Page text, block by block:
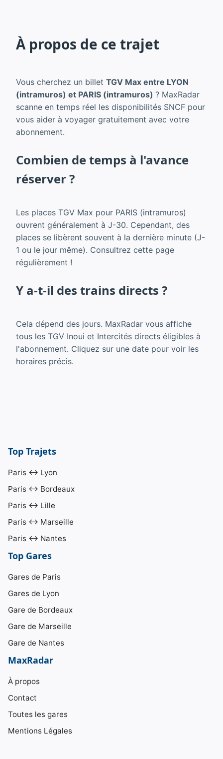
À propos de ce trajet
Vous cherchez un billet TGV Max entre LYON
(intramuros) et PARIS (intramuros) ? MaxRadar
scanne en temps réel les disponibilités SNCF pour
vous aider à voyager gratuitement avec votre
abonnement.
Combien de temps à l'avance
réserver ?
Les places TGV Max pour PARIS (intramuros)
ouvrent généralement à J-30. Cependant, des
places se libèrent souvent à la dernière minute (J-
1 ou le jour même). Consultrez cette page
régulièrement !
Y a-t-il des trains directs ?
Cela dépend des jours. MaxRadar vous affiche
tous les TGV Inoui et Intercités directs éligibles à
l'abonnement. Cliquez sur une date pour voir les
horaires précis.
Top Trajets
Paris ↔ Lyon
Paris ↔ Bordeaux
Paris ↔ Lille
Paris ↔ Marseille
Paris ↔ Nantes
Top Gares
Gares de Paris
Gares de Lyon
Gare de Bordeaux
Gare de Marseille
Gare de Nantes
MaxRadar
À propos
Contact
Toutes les gares
Mentions Légales